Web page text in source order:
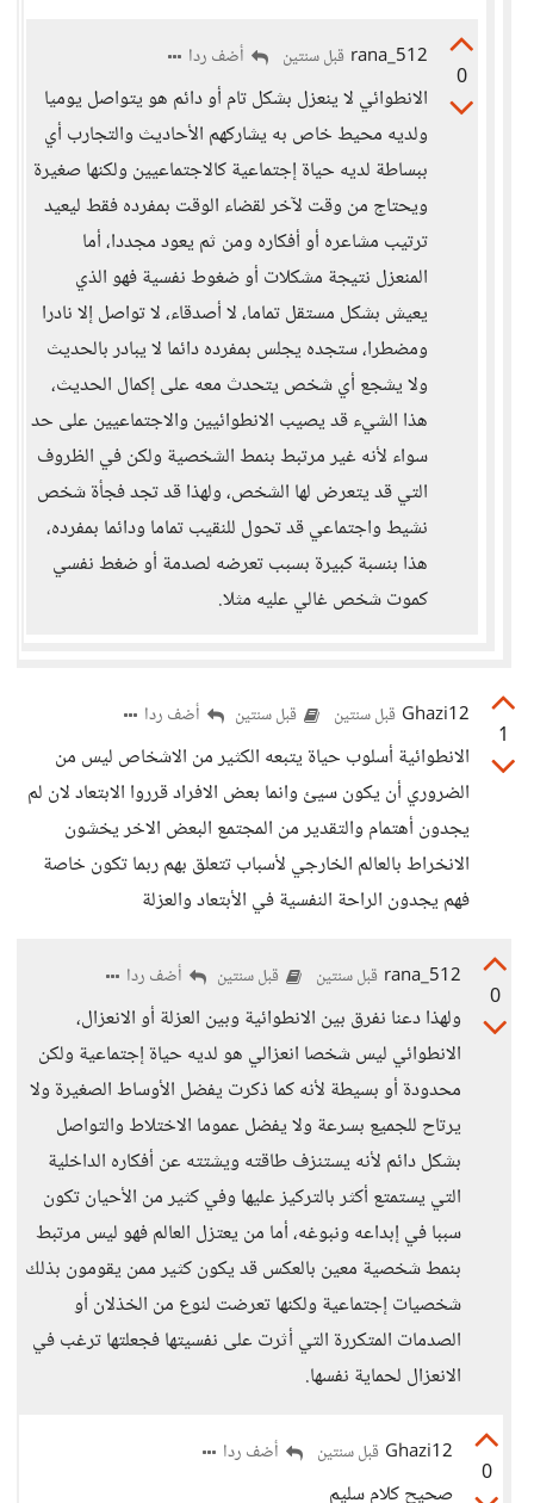
0
rana_512 قبل سنتين أضف ردا
الانطوائي لا ينعزل بشكل تام أو دائم هو يتواصل يوميا
ولديه محيط خاص به يشاركهم الأحاديث والتجارب أي
ببساطة لديه حياة إجتماعية كالاجتماعيين ولكنها صغيرة
ويحتاج من وقت لآخر لقضاء الوقت بمفرده فقط ليعيد
ترتيب مشاعره أو أفكاره ومن ثم يعود مجددا، أما
المنعزل نتيجة مشكلات أو ضغوط نفسية فهو الذي
يعيش بشكل مستقل تماما، لا أصدقاء، لا تواصل إلا نادرا
ومضطرا، ستجده يجلس بمفرده دائما لا يبادر بالحديث
ولا يشجع أي شخص يتحدث معه على إكمال الحديث،
هذا الشيء قد يصيب الانطوائيين والاجتماعيين على حد
سواء لأنه غير مرتبط بنمط الشخصية ولكن في الظروف
التي قد يتعرض لها الشخص، ولهذا قد تجد فجأة شخص
نشيط واجتماعي قد تحول للنقيب تماما ودائما بمفرده،
هذا بنسبة كبيرة بسبب تعرضه لصدمة أو ضغط نفسي
كموت شخص غالي عليه مثلا.
1
Ghazi12 قبل سنتين قبل سنتين أضف ردا
الانطوائية أسلوب حياة يتبعه الكثير من الاشخاص ليس من
الضروري أن يكون سيئ وانما بعض الافراد قرروا الابتعاد لان لم
يجدون أهتمام والتقدير من المجتمع البعض الاخر يخشون
الانخراط بالعالم الخارجي لأسباب تتعلق بهم ربما تكون خاصة
فهم يجدون الراحة النفسية في الأبتعاد والعزلة
0
rana_512 قبل سنتين قبل سنتين أضف ردا
ولهذا دعنا نفرق بين الانطوائية وبين العزلة أو الانعزال،
الانطوائي ليس شخصا انعزالي هو لديه حياة إجتماعية ولكن
محدودة أو بسيطة لأنه كما ذكرت يفضل الأوساط الصغيرة ولا
يرتاح للجميع بسرعة ولا يفضل عموما الاختلاط والتواصل
بشكل دائم لأنه يستنزف طاقته ويشتته عن أفكاره الداخلية
التي يستمتع أكثر بالتركيز عليها وفي كثير من الأحيان تكون
سببا في إبداعه ونبوغه، أما من يعتزل العالم فهو ليس مرتبط
بنمط شخصية معين بالعكس قد يكون كثير ممن يقومون بذلك
شخصيات إجتماعية ولكنها تعرضت لنوع من الخذلان أو
الصدمات المتكررة التي أثرت على نفسيتها فجعلتها ترغب في
الانعزال لحماية نفسها.
0
Ghazi12 قبل سنتين أضف ردا
صحيح كلام سليم